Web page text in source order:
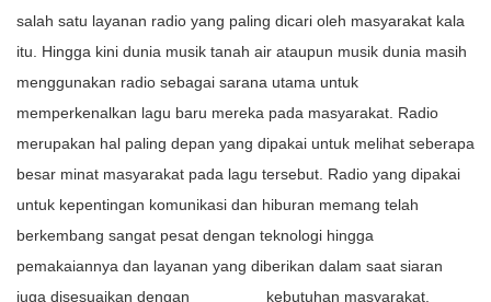
salah satu layanan radio yang paling dicari oleh masyarakat kala
itu. Hingga kini dunia musik tanah air ataupun musik dunia masih
menggunakan radio sebagai sarana utama untuk
memperkenalkan lagu baru mereka pada masyarakat. Radio
merupakan hal paling depan yang dipakai untuk melihat seberapa
besar minat masyarakat pada lagu tersebut. Radio yang dipakai
untuk kepentingan komunikasi dan hiburan memang telah
berkembang sangat pesat dengan teknologi hingga
pemakaiannya dan layanan yang diberikan dalam saat siaran
juga disesuaikan dengan
kebutuhan masyarakat.